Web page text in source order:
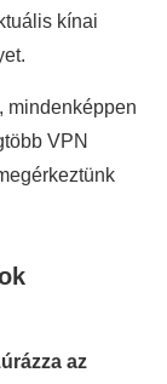
kínai
mindenképpen
VPN
az